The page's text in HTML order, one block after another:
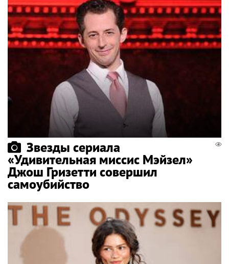
Звезды сериала
«Удивительная миссис Мэйзел»
Джош Гризетти совершил
самоубийство